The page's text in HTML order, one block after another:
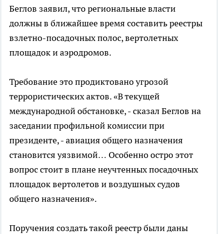
Беглов заявил, что региональные власти
должны в ближайшее время составить реестры
взлетно-посадочных полос, вертолетных
площадок и аэродромов.
Требование это продиктовано угрозой
террористических актов. «В текущей
международной обстановке, - сказал Беглов на
заседании профильной комиссии при
президенте, - авиация общего назначения
становится уязвимой… Особенно остро этот
вопрос стоит в плане неучтенных посадочных
площадок вертолетов и воздушных судов
общего назначения».
Поручения создать такой реестр были даны